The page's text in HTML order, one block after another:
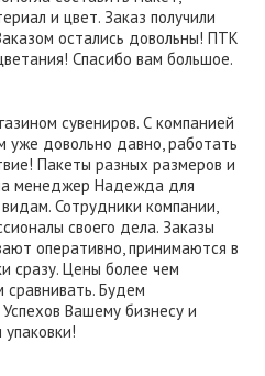
и цвет. Заказ получили
остались довольны! ПТК
Спасибо вам большое.
сувениров. С компанией
уже довольно давно, работать
Пакеты разных размеров и
менеджер Надежда для
Сотрудники компании,
своего дела. Заказы
оперативно, принимаются в
сразу. Цены более чем
сравнивать. Будем
Вашему бизнесу и